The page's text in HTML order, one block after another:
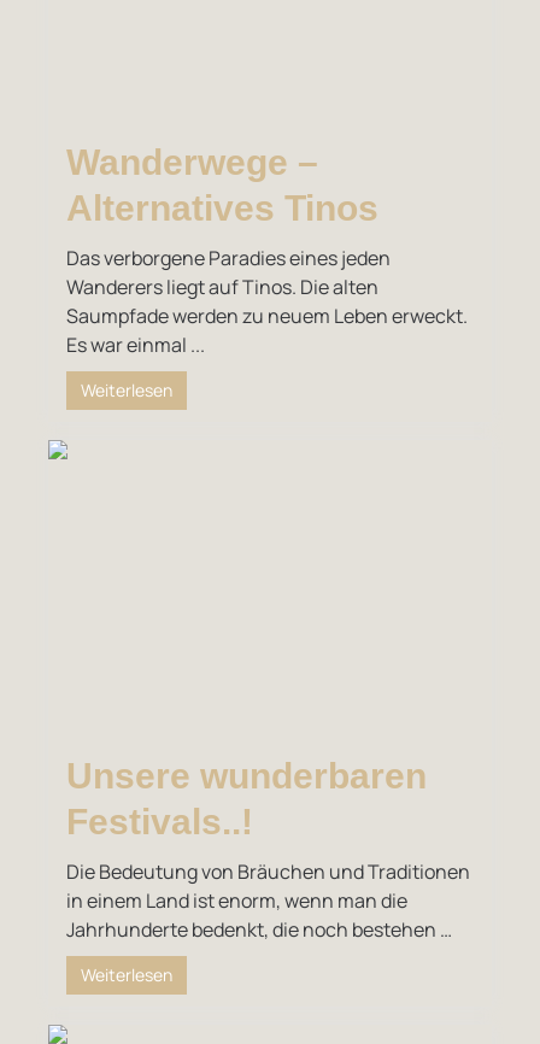
Wanderwege –
Alternatives Tinos
Das verborgene Paradies eines jeden
Wanderers liegt auf Tinos. Die alten
Saumpfade werden zu neuem Leben erweckt.
Es war einmal ...
Weiterlesen
Unsere wunderbaren
Festivals..!
Die Bedeutung von Bräuchen und Traditionen
in einem Land ist enorm, wenn man die
Jahrhunderte bedenkt, die noch bestehen …
Weiterlesen